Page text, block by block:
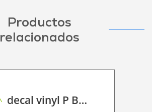
Productos
relacionados
decal vinyl P BF PE GB 95 BO